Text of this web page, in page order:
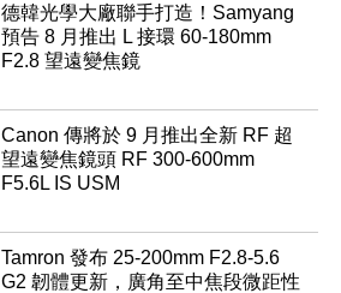
德韓光學大廠聯手打造！Samyang
預告 8 月推出 L 接環 60-180mm
F2.8 望遠變焦鏡
Canon 傳將於 9 月推出全新 RF 超
望遠變焦鏡頭 RF 300-600mm
F5.6L IS USM
Tamron 發布 25-200mm F2.8-5.6
G2 韌體更新，廣角至中焦段微距性